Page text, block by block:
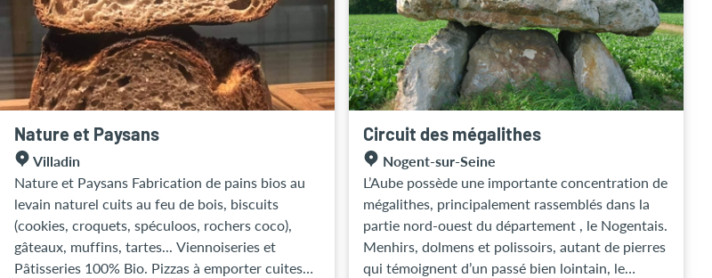
grille-pain, plaque induction, vaisselle et
ustensiles de base à disposition (possibilité de
préparer des repas simples), plateau de
courtoisie avec thés, café, sucre, huiles, vinaigre,
sel & poivre… Wifi gratuit. Torchons, serviettes
de table, serviettes de toilette et linge de lit
fournis gratuitement. Intérieur non fumeur. À
l’extérieur : Table et chaises pour des moments
de détente dans la cour ou le verger. possibilité
de prêt de vélos. Parking aisé sur la place sous
les tilleuls. Arrivée : à partir de 16h00 - Départ :
10h00 - caution 300 € (chèque non encaissé)
Nature et Paysans
Villadin
Nature et Paysans Fabrication de pains bios au
levain naturel cuits au feu de bois, biscuits
(cookies, croquets, spéculoos, rochers coco),
gâteaux, muffins, tartes... Viennoiseries et
Pâtisseries 100% Bio. Pizzas à emporter cuites
Circuit des mégalithes
Nogent-sur-Seine
L’Aube possède une importante concentration de
mégalithes, principalement rassemblés dans la
partie nord-ouest du département , le Nogentais.
Menhirs, dolmens et polissoirs, autant de pierres
qui témoignent d’un passé bien lointain, le